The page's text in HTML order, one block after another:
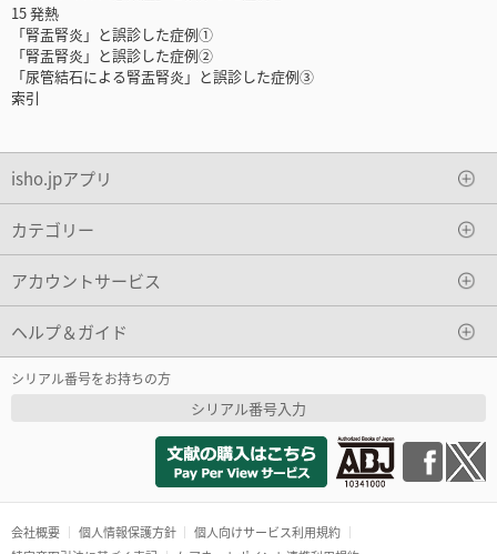
15 発熱
「腎盂腎炎」と誤診した症例①
「腎盂腎炎」と誤診した症例②
「尿管結石による腎盂腎炎」と誤診した症例③
索引
isho.jpアプリ
カテゴリー
アカウントサービス
ヘルプ＆ガイド
シリアル番号をお持ちの方
シリアル番号入力
会社概要 個人情報保護方針
個人向けサービス利用規約